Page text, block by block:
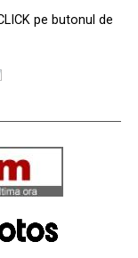
pe butonul de